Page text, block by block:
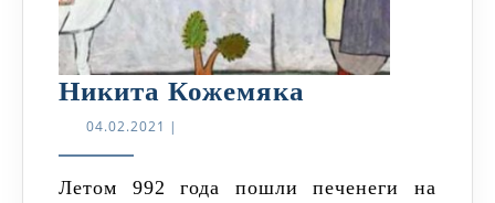
Никита Кожемяка
04.02.2021 04.02.2021
|
Летом 992 года пошли печенеги на